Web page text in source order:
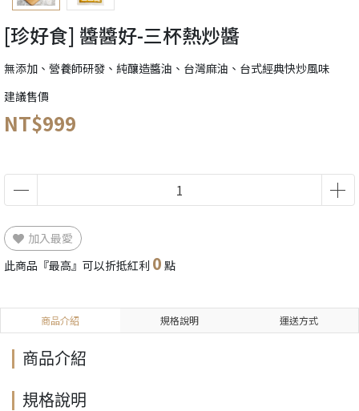
[珍好食] 醬醬好-三杯熱炒醬
無添加、營養師研發、純釀造醬油、台灣麻油、台式經典快炒風味
建議售價
NT$999
加入最愛
此商品『最高』可以折抵紅利 0 點
商品介紹 規格說明 運送方式
商品介紹
規格說明